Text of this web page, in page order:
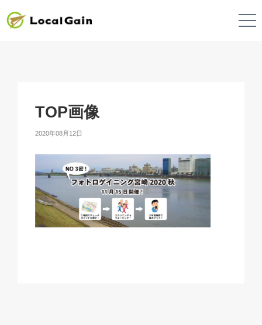
TOP画像
2020年08月12日